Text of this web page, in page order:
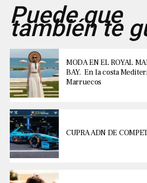
Puede que
también te
MODA EN EL ROYAL
BAY. En la costa
Marruecos
CUPRA ADN DE